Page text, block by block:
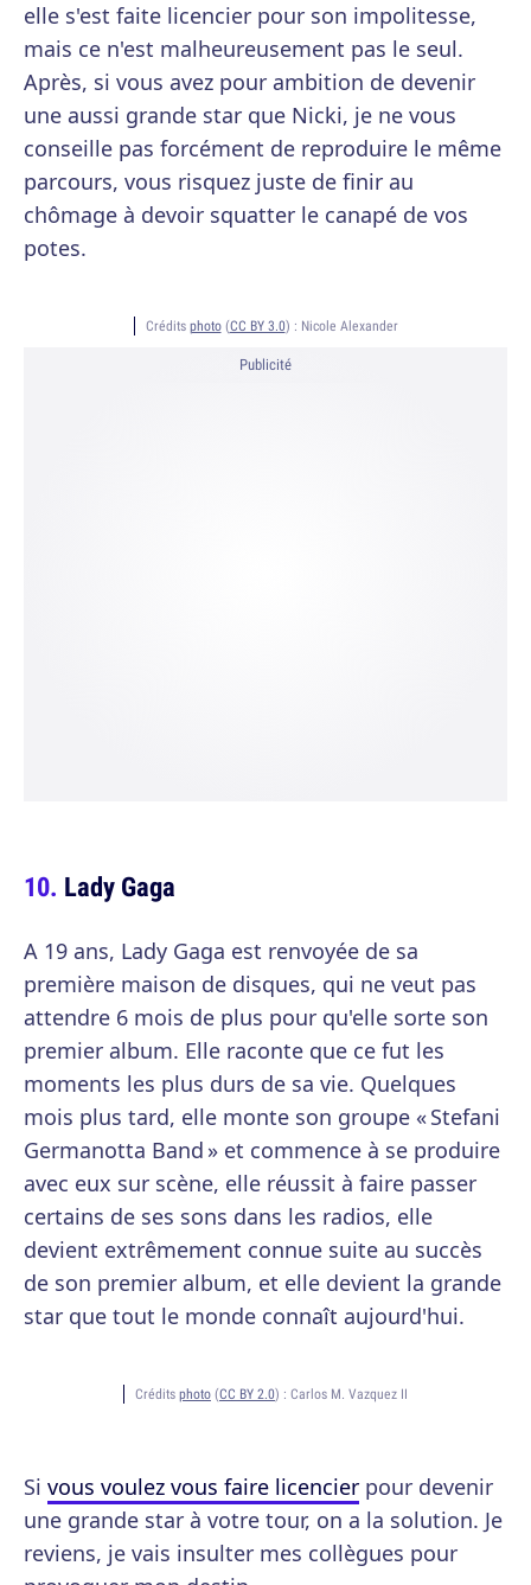
elle s'est faite licencier pour son impolitesse,
mais ce n'est malheureusement pas le seul.
Après, si vous avez pour ambition de devenir
une aussi grande star que Nicki, je ne vous
conseille pas forcément de reproduire le même
parcours, vous risquez juste de finir au
chômage à devoir squatter le canapé de vos
potes.
Crédits photo(CC BY 3.0) : Nicole Alexander
Publicité
Lady Gaga
A 19 ans, Lady Gaga est renvoyée de sa
première maison de disques, qui ne veut pas
attendre 6 mois de plus pour qu'elle sorte son
premier album. Elle raconte que ce fut les
moments les plus durs de sa vie. Quelques
mois plus tard, elle monte son groupe « Stefani
Germanotta Band » et commence à se produire
avec eux sur scène, elle réussit à faire passer
certains de ses sons dans les radios, elle
devient extrêmement connue suite au succès
de son premier album, et elle devient la grande
star que tout le monde connaît aujourd'hui.
Crédits photo (CC BY 2.0) : Carlos M. Vazquez II
Si vous voulez vous faire licencier pour devenir
une grande star à votre tour, on a la solution. Je
reviens, je vais insulter mes collègues pour